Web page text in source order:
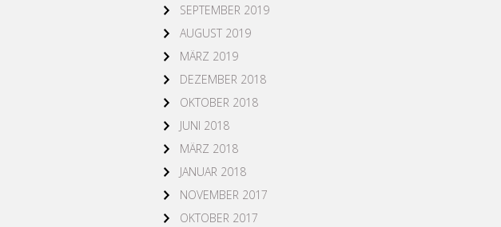
SEPTEMBER 2019
AUGUST 2019
MÄRZ 2019
DEZEMBER 2018
OKTOBER 2018
JUNI 2018
MÄRZ 2018
JANUAR 2018
NOVEMBER 2017
OKTOBER 2017